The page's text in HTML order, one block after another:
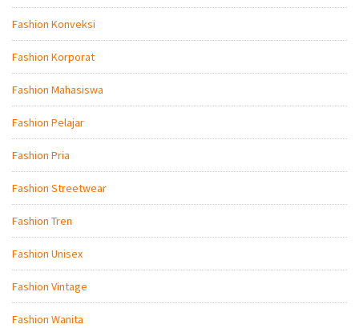
Fashion Konveksi
Fashion Korporat
Fashion Mahasiswa
Fashion Pelajar
Fashion Pria
Fashion Streetwear
Fashion Tren
Fashion Unisex
Fashion Vintage
Fashion Wanita